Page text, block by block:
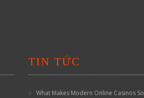
TIN TỨC
What Makes Modern Online Casinos So